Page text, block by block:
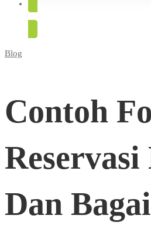
Contoh
Form
Reservasi
Dan
Blog
Contoh
Dan